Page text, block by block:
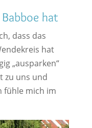
hat
dass das
hat
„ausparken“
zu uns und
fühle mich im